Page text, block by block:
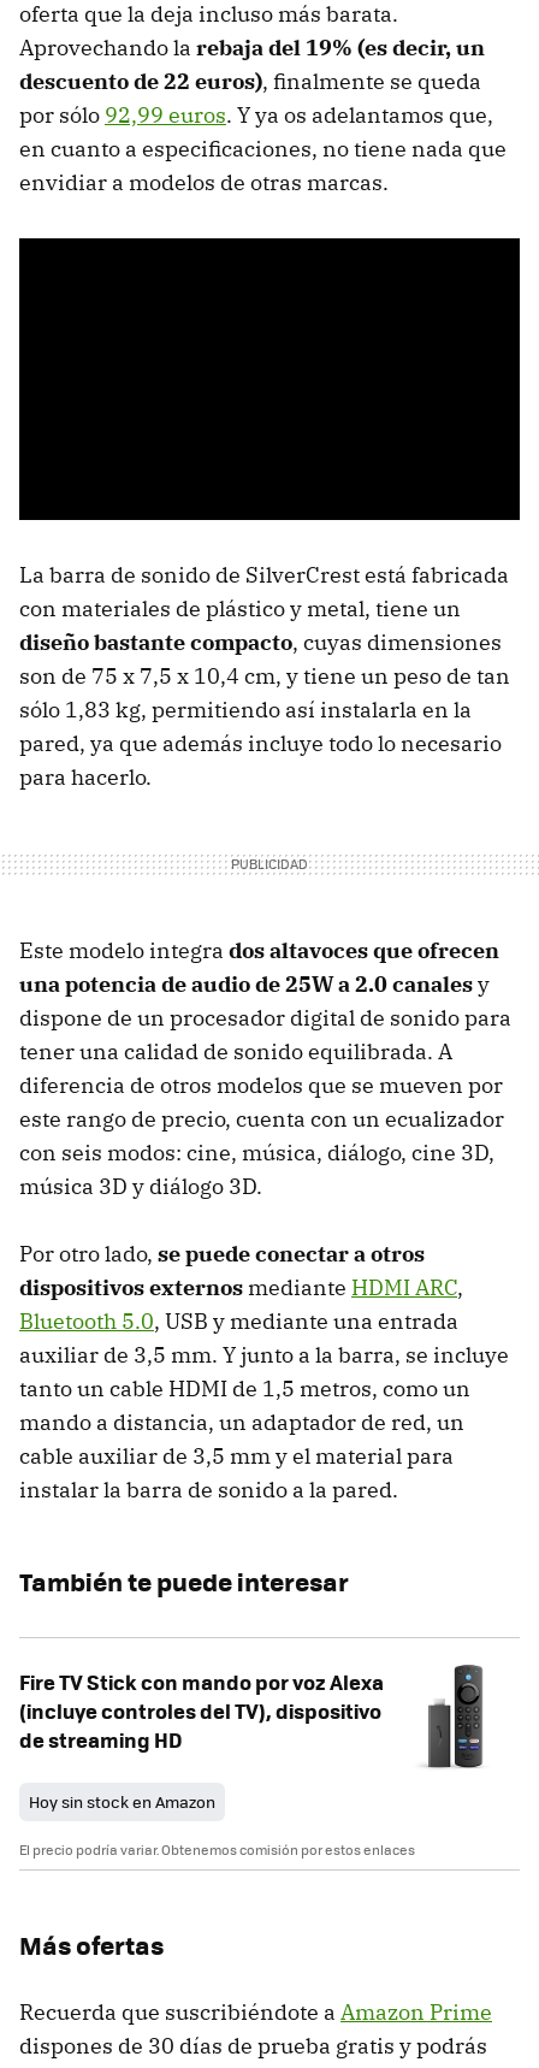
oferta que la deja incluso más barata.
Aprovechando la rebaja del 19% (es decir, un
descuento de 22 euros), finalmente se queda
por sólo 92,99 euros. Y ya os adelantamos que,
en cuanto a especificaciones, no tiene nada que
envidiar a modelos de otras marcas.
La barra de sonido de SilverCrest está fabricada
con materiales de plástico y metal, tiene un
diseño bastante compacto, cuyas dimensiones
son de 75 x 7,5 x 10,4 cm, y tiene un peso de tan
sólo 1,83 kg, permitiendo así instalarla en la
pared, ya que además incluye todo lo necesario
para hacerlo.
Este modelo integra dos altavoces que ofrecen
una potencia de audio de 25W a 2.0 canalesy
dispone de un procesador digital de sonido para
tener una calidad de sonido equilibrada. A
diferencia de otros modelos que se mueven por
este rango de precio, cuenta con un ecualizador
con seis modos: cine, música, diálogo, cine 3D,
música 3D y diálogo 3D.
Por otro lado, se puede conectar a otros
dispositivos externos mediante HDMI ARC,
Bluetooth 5.0, USB y mediante una entrada
auxiliar de 3,5 mm. Y junto a la barra, se incluye
tanto un cable HDMI de 1,5 metros, como un
mando a distancia, un adaptador de red, un
cable auxiliar de 3,5 mm y el material para
instalar la barra de sonido a la pared.
También te puede interesar
Fire TV Stick con mando por voz Alexa
(incluye controles del TV), dispositivo
de streaming HD
Hoy sin stock en Amazon
El precio podría variar. Obtenemos comisión por estos enlaces
Más ofertas
Recuerda que suscribiéndote a Amazon Prime
dispones de 30 días de prueba gratis y podrás